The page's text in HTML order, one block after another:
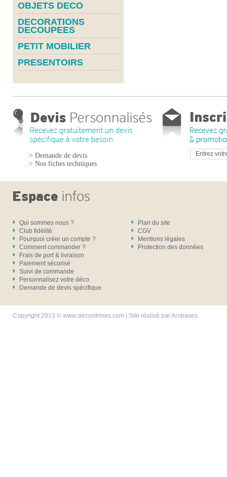
OBJETS DECO
DECORATIONS
DECOUPEES
PETIT MOBILIER
PRESENTOIRS
> Demande de devis
> Nos fiches techniques
Qui sommes nous ?
Club fidélité
Pourquoi créer un compte ?
Comment commander ?
Frais de port & livraison
Paiement sécurisé
Suivi de commande
Personnalisez votre déco
Demande de devis spécifique
Plan du site
CGV
Mentions légales
Protection des données
Copyright 2013 © www.decovitrines.com | Site réalisé parArobases